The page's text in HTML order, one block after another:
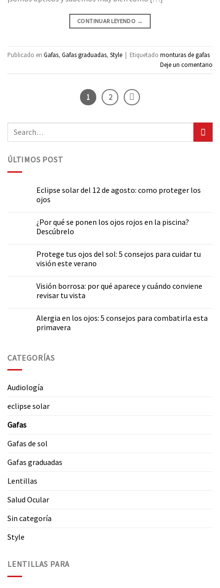
CONTINUAR LEYENDO →
Publicado en Gafas, Gafas graduadas, Style | Etiquetado monturas de gafas
Deje un comentario
1 2
ÚLTIMOS POST
Eclipse solar del 12 de agosto: como proteger los
ojos
¿Por qué se ponen los ojos rojos en la piscina?
Descúbrelo
Protege tus ojos del sol: 5 consejos para cuidar tu
visión este verano
Visión borrosa: por qué aparece y cuándo conviene
revisar tu vista
Alergia en los ojos: 5 consejos para combatirla esta
primavera
CATEGORÍAS
Audiología
eclipse solar
Gafas
Gafas de sol
Gafas graduadas
Lentillas
Salud Ocular
Sin categoría
Style
LENTILLAS PARA